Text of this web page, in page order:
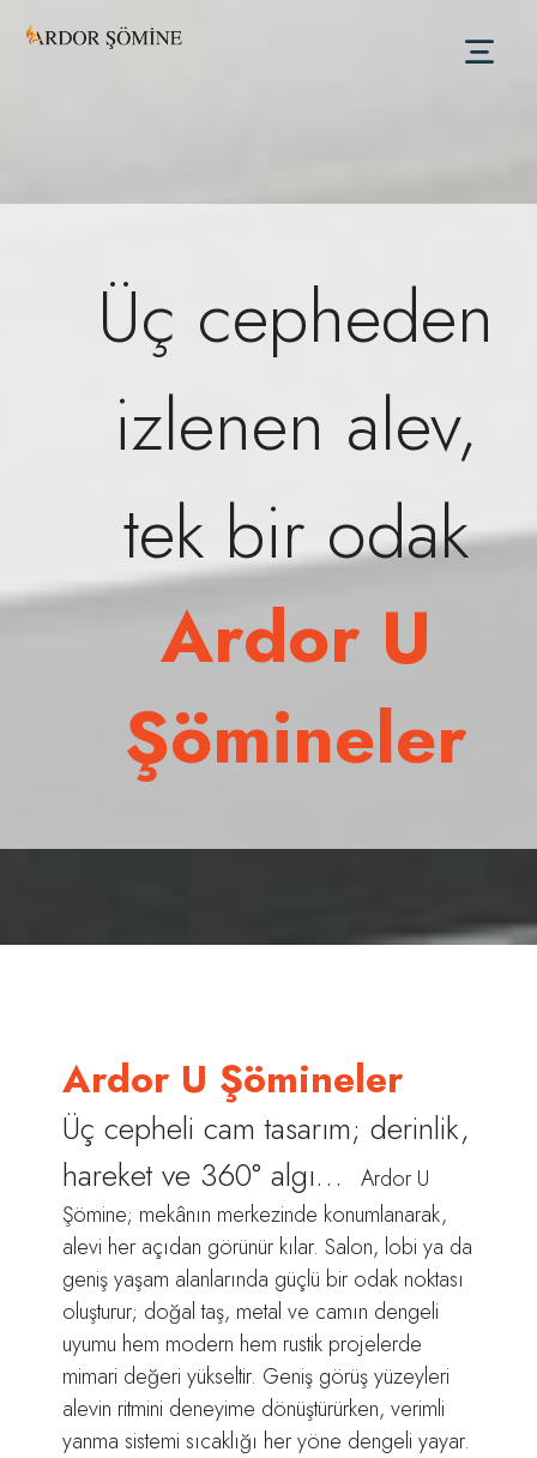
Üç cepheden
izlenen alev,
tek bir odak
Ardor U
Şömineler
Ardor U Şömineler
Üç cepheli cam tasarım; derinlik,
hareket ve 360° algı…
Ardor U
Şömine; mekânın merkezinde konumlanarak,
alevi her açıdan görünür kılar. Salon, lobi ya da
geniş yaşam alanlarında güçlü bir odak noktası
oluşturur; doğal taş, metal ve camın dengeli
uyumu hem modern hem rustik projelerde
mimari değeri yükseltir. Geniş görüş yüzeyleri
alevin ritmini deneyime dönüştürürken, verimli
yanma sistemi sıcaklığı her yöne dengeli yayar.